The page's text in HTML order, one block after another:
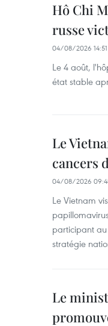
Hô Chi
russe
04/08/2026 14:51
Le 4 août,
état stable
Le
cancers
04/08/2026
Le Vietnam
participant
stratégie
Le